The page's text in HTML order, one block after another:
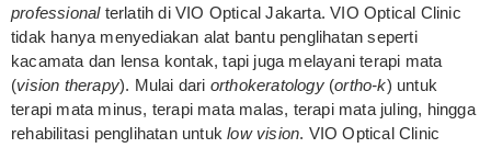
professionalterlatih di VIO Optical Jakarta. VIO Optical Clinic
tidak hanya menyediakan alat bantu penglihatan seperti
kacamata dan lensa kontak, tapi juga melayani terapi mata
(vision therapy). Mulai dari orthokeratology(ortho-k) untuk
terapi mata minus, terapi mata malas, terapi mata juling, hingga
rehabilitasi penglihatan untuklow vision. VIO Optical Clinic